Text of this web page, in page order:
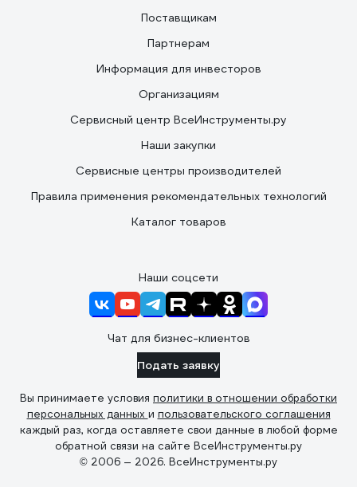
Поставщикам
Партнерам
Информация для инвесторов
Организациям
Сервисный центр ВсеИнструменты.ру
Наши закупки
Сервисные центры производителей
Правила применения рекомендательных технологий
Каталог товаров
Наши соцсети
Чат для бизнес-клиентов
Подать заявку
Вы принимаете условия политики в отношении обработки
персональных данных и пользовательского соглашения
каждый раз, когда оставляете свои данные в любой форме
обратной связи на сайте ВсеИнструменты.ру
© 2006 — 2026. ВсеИнструменты.ру